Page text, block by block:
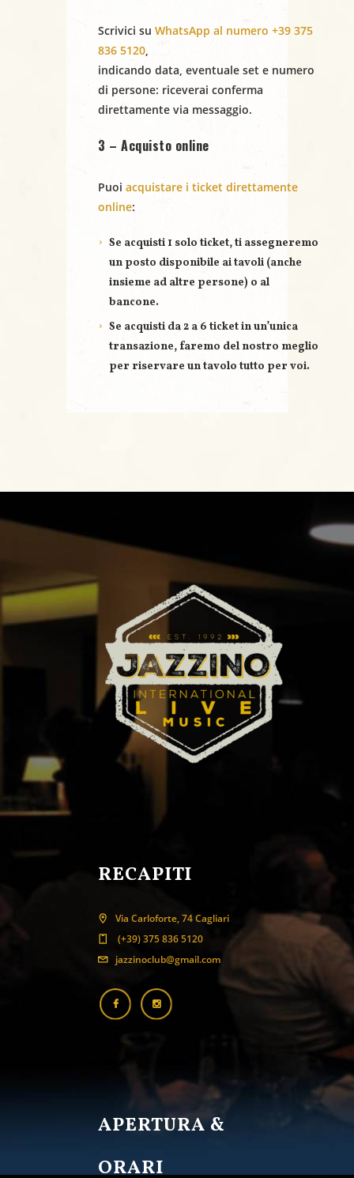
Scrivici su WhatsApp al numero +39 375
836 5120,
indicando data, eventuale set e numero
di persone: riceverai conferma
direttamente via messaggio.
3 – Acquisto online
Puoi acquistare i ticket direttamente
online:
Se acquisti 1 solo ticket, ti assegneremo
un posto disponibile ai tavoli (anche
insieme ad altre persone) o al
bancone.
Se acquisti da 2 a 6 ticketin un’unica
transazione, faremo del nostro meglio
per riservare untavolo tutto per voi.
RECAPITI
Via Carloforte, 74 Cagliari
(+39) 375 836 5120
jazzinoclub@gmail.com
APERTURA &
ORARI